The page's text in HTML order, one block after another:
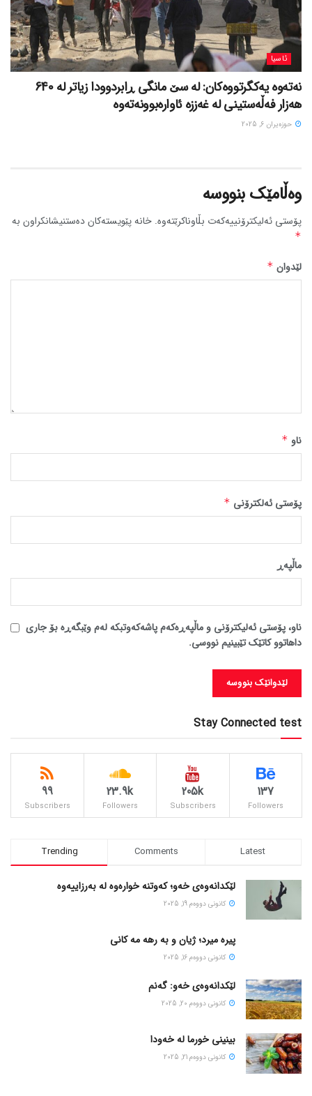
ئاسیا
نەتەوە یەکگرتووەکان: لە سێ مانگی ڕابردوودا زیاتر لە 640
هەزار فەڵەستینی لە غەززە ئاوارەبوونەتەوە
حوزه‌یران 6, 2025
وەڵامێک بنووسە
پۆستی ئەلیکترۆنییەکەت بڵاوناکرێتەوە. خانە پێویستەکان دەستنیشانکراون بە
*
لێدوان *
ناو *
پۆستی ئەلکترۆنی *
ماڵپه‌ڕ
ناو، پۆستی ئەلیکترۆنی و ماڵپەڕەکەم پاشەکەوتبکە لەم وێبگەڕە بۆ جاری
داهاتوو کاتێک تێبینیم نووسی.
Stay Connected test
137
Followers
205k
Subscribers
23.9k
Followers
99
Subscribers
Trending Comments Latest
لێکدانەوەی خەو؛ کەوتنە خوارەوە لە بەرزاییەوە
كانونی دووه‌م 19, 2025
پیره میرد؛ ژیان و به رهه مه کانی
كانونی دووه‌م 16, 2025
لێکدانەوەی خەو: گەنم
كانونی دووه‌م 20, 2025
بینینی خورما لە خەودا
كانونی دووه‌م 21, 2025